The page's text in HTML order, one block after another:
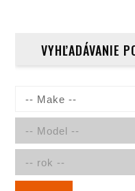
VYHĽADÁVANIE